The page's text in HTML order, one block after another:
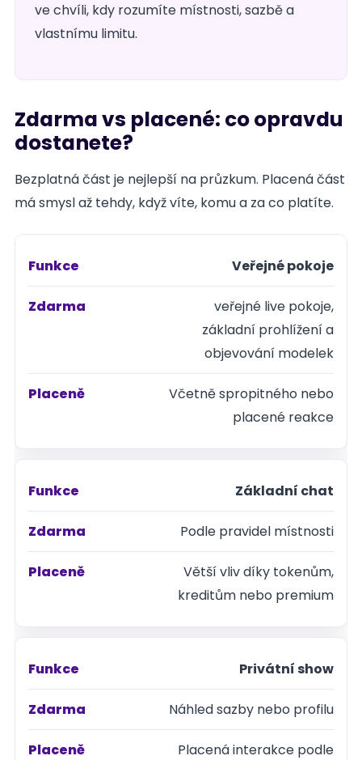
ve chvíli, kdy rozumíte místnosti, sazbě a
vlastnímu limitu.
Zdarma vs placené: co opravdu
dostanete?
Bezplatná část je nejlepší na průzkum. Placená část
má smysl až tehdy, když víte, komu a za co platíte.
Funkce
Placeně
Veřejné pokoje
veřejné live pokoje,
základní prohlížení a
objevování modelek
Včetně spropitného nebo
placené reakce
Základní chat
Podle pravidel místnosti
Větší vliv díky tokenům,
kreditům nebo premium
Privátní show
Náhled sazby nebo profilu
Placená interakce podle